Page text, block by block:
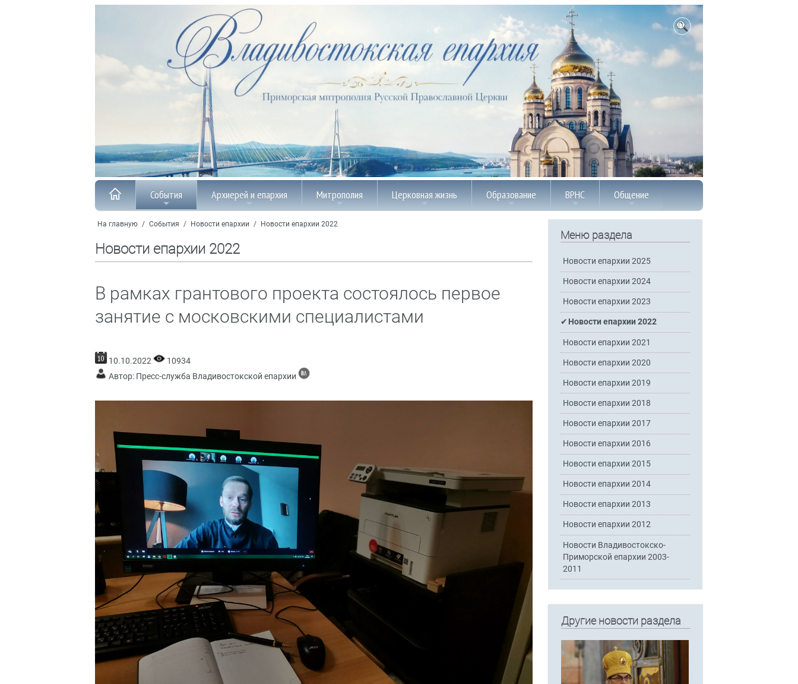
События Архиерей и епархия Митрополия Церковная жизнь Образование ВРНС Общение
На главную / События / Новости епархии / Новости епархии 2022
Новости епархии 2022
В рамках грантового проекта состоялось первое
занятие с московскими специалистами
10.10.2022
10934
Автор: Пресс-служба Владивостокской епархии
Меню раздела
Новости епархии 2025
Новости епархии 2024
Новости епархии 2023
Новости епархии 2022
Новости епархии 2021
Новости епархии 2020
Новости епархии 2019
Новости епархии 2018
Новости епархии 2017
Новости епархии 2016
Новости епархии 2015
Новости епархии 2014
Новости епархии 2013
Новости епархии 2012
Новости Владивостокско-
Приморской епархии 2003-
2011
Другие новости раздела